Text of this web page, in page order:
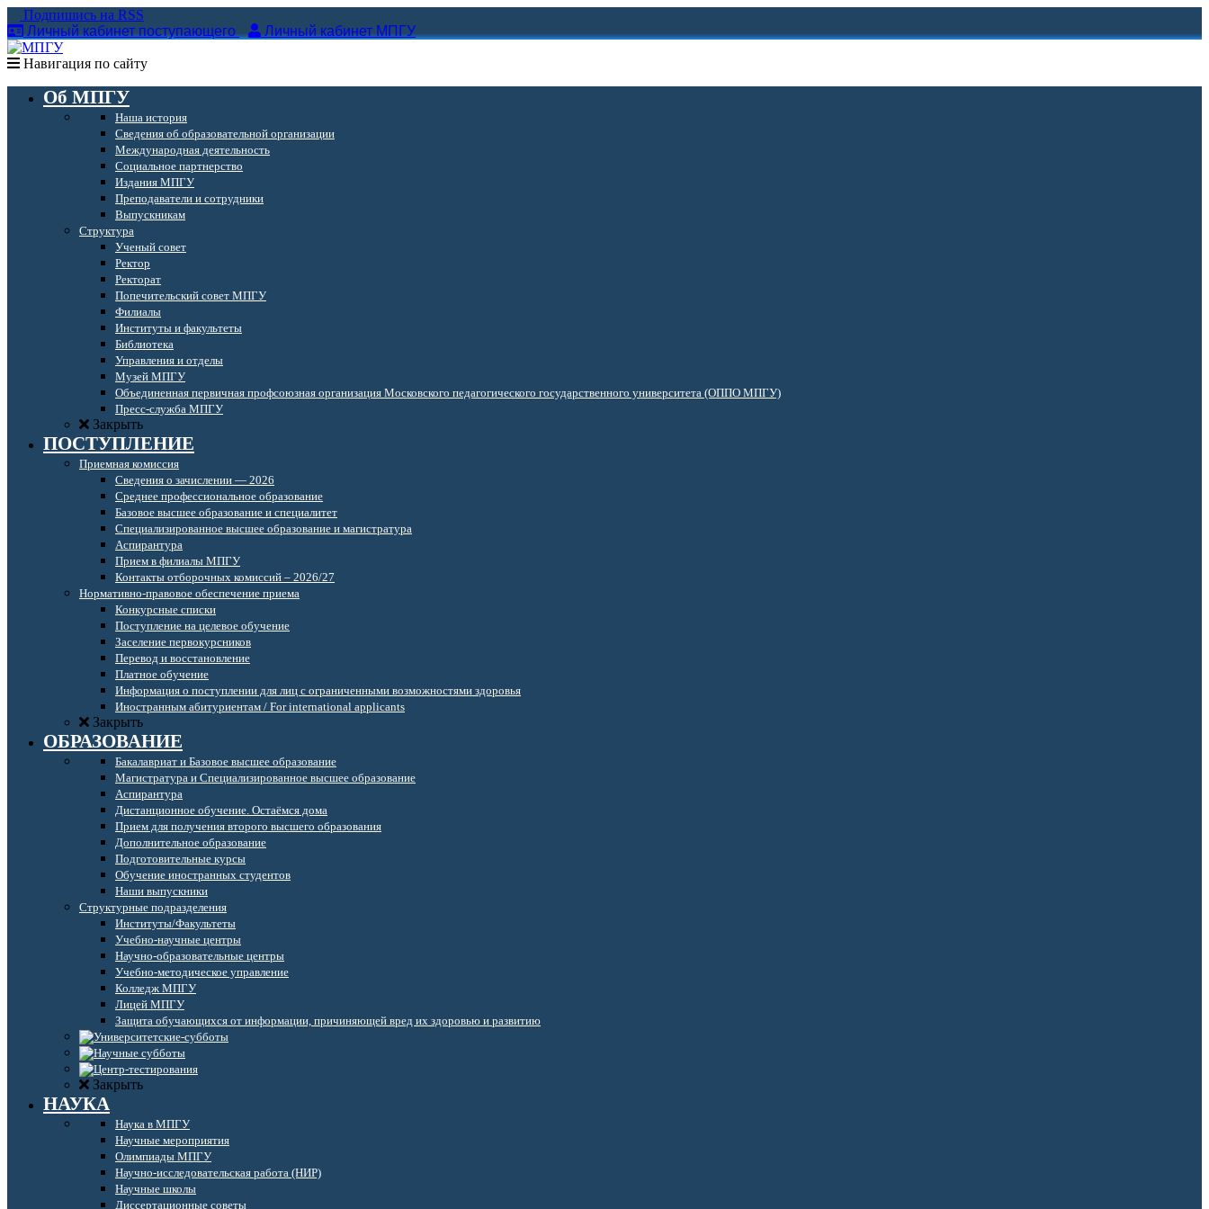
Подпишись на RSS
Личный кабинет поступающего
Личный кабинет МПГУ
Навигация по сайту
Об МПГУ
Наша история
Сведения об образовательной организации
Международная деятельность
Социальное партнерство
Издания МПГУ
Преподаватели и сотрудники
Выпускникам
Структура
Ученый совет
Ректор
Ректорат
Попечительский совет МПГУ
Филиалы
Институты и факультеты
Библиотека
Управления и отделы
Музей МПГУ
Объединенная первичная профсоюзная организация Московского педагогического государственного университета (ОППО МПГУ)
Пресс-служба МПГУ
Закрыть
ПОСТУПЛЕНИЕ
Приемная комиссия
Сведения о зачислении — 2026
Среднее профессиональное образование
Базовое высшее образование и специалитет
Специализированное высшее образование и магистратура
Аспирантура
Прием в филиалы МПГУ
Контакты отборочных комиссий – 2026/27
Нормативно-правовое обеспечение приема
Конкурсные списки
Поступление на целевое обучение
Заселение первокурсников
Перевод и восстановление
Платное обучение
Информация о поступлении для лиц с ограниченными возможностями здоровья
Иностранным абитуриентам / For international applicants
Закрыть
ОБРАЗОВАНИЕ
Бакалавриат и Базовое высшее образование
Магистратура и Специализированное высшее образование
Аспирантура
Дистанционное обучение. Остаёмся дома
Прием для получения второго высшего образования
Дополнительное образование
Подготовительные курсы
Обучение иностранных студентов
Наши выпускники
Структурные подразделения
Институты/Факультеты
Учебно-научные центры
Научно-образовательные центры
Учебно-методическое управление
Колледж МПГУ
Лицей МПГУ
Защита обучающихся от информации, причиняющей вред их здоровью и развитию
Закрыть
НАУКА
Наука в МПГУ
Научные мероприятия
Олимпиады МПГУ
Научно-исследовательская работа (НИР)
Научные школы
Диссертационные советы